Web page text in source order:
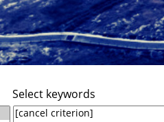
Select keywords